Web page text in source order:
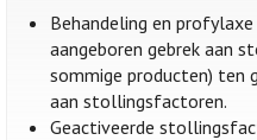
Behandeling en
aangeboren gebrek aan
sommige producten) ten
aan stollingsfactoren.
Geactiveerde